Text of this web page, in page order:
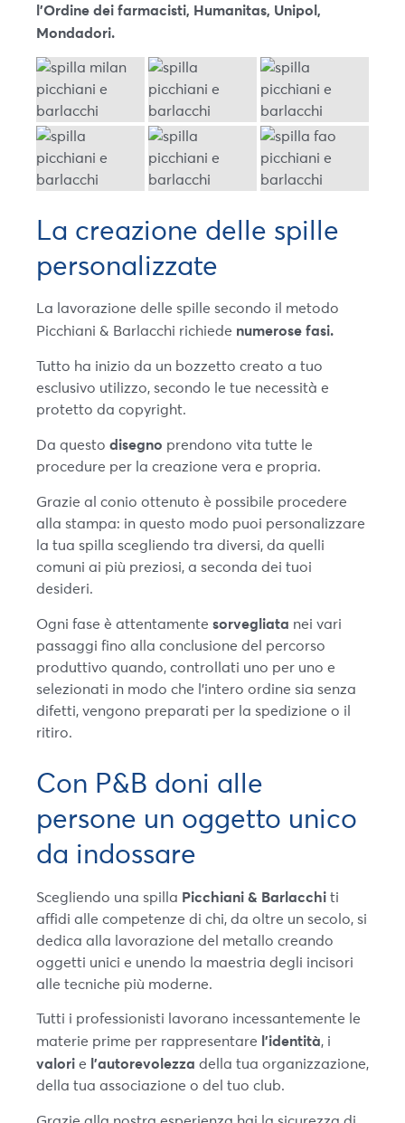
l’Ordine dei farmacisti, Humanitas, Unipol,
Mondadori.
La creazione delle spille
personalizzate
La lavorazione delle spille secondo il metodo
Picchiani & Barlacchi richiede numerose fasi.
Tutto ha inizio da un bozzetto creato a tuo
esclusivo utilizzo, secondo le tue necessità e
protetto da copyright.
Da questo disegno prendono vita tutte le
procedure per la creazione vera e propria.
Grazie al conio ottenuto è possibile procedere
alla stampa: in questo modo puoi personalizzare
la tua spilla scegliendo tra diversi, da quelli
comuni ai più preziosi, a seconda dei tuoi
desideri.
Ogni fase è attentamente sorvegliata nei vari
passaggi fino alla conclusione del percorso
produttivo quando, controllati uno per uno e
selezionati in modo che l’intero ordine sia senza
difetti, vengono preparati per la spedizione o il
ritiro.
Con P&B doni alle
persone un oggetto unico
da indossare
Scegliendo una spilla Picchiani & Barlacchi ti
affidi alle competenze di chi, da oltre un secolo, si
dedica alla lavorazione del metallo creando
oggetti unici e unendo la maestria degli incisori
alle tecniche più moderne.
Tutti i professionisti lavorano incessantemente le
materie prime per rappresentare l’identità, i
valori e l’autorevolezza della tua organizzazione,
della tua associazione o del tuo club.